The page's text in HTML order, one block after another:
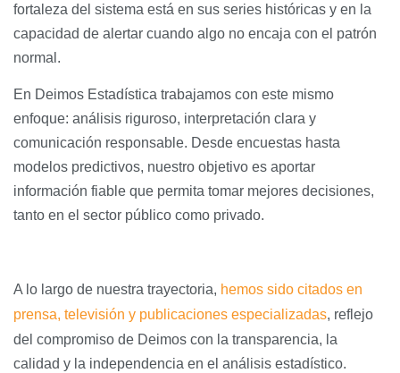
fortaleza del sistema está en sus series históricas y en la
capacidad de alertar cuando algo no encaja con el patrón
normal.
En Deimos Estadística trabajamos con este mismo
enfoque: análisis riguroso, interpretación clara y
comunicación responsable. Desde encuestas hasta
modelos predictivos, nuestro objetivo es aportar
información fiable que permita tomar mejores decisiones,
tanto en el sector público como privado.
A lo largo de nuestra trayectoria, hemos sido citados en
prensa, televisión y publicaciones especializadas, reflejo
del compromiso de Deimos con la transparencia, la
calidad y la independencia en el análisis estadístico.